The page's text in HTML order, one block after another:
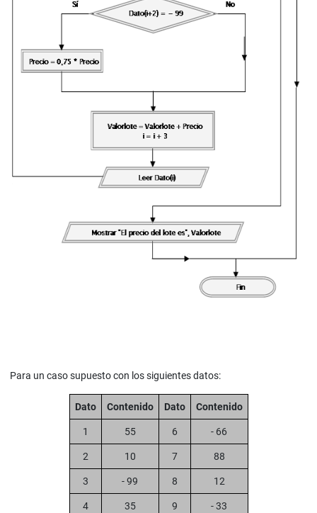
Para un caso supuesto con los siguientes datos:
Dato Contenido Dato Contenido
1 55 6 - 66
2 10 7 88
3 - 99 8 12
4 35 9 - 33